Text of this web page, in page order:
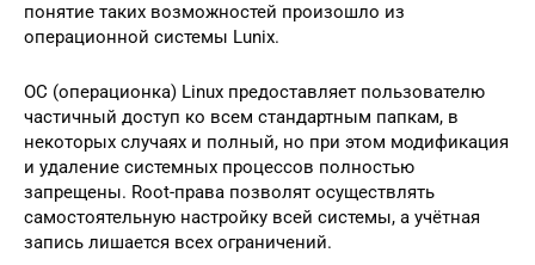
понятие таких возможностей произошло из
операционной системы Lunix.
ОС (операционка) Linux предоставляет пользователю
частичный доступ ко всем стандартным папкам, в
некоторых случаях и полный, но при этом модификация
и удаление системных процессов полностью
запрещены. Root-права позволят осуществлять
самостоятельную настройку всей системы, а учётная
запись лишается всех ограничений.